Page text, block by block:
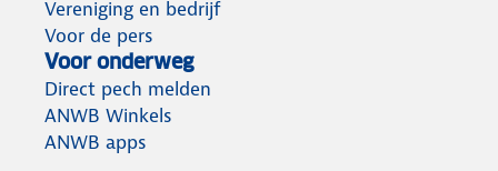
Vereniging en bedrijf
Voor de pers
Voor onderweg
Direct pech melden
ANWB Winkels
ANWB apps